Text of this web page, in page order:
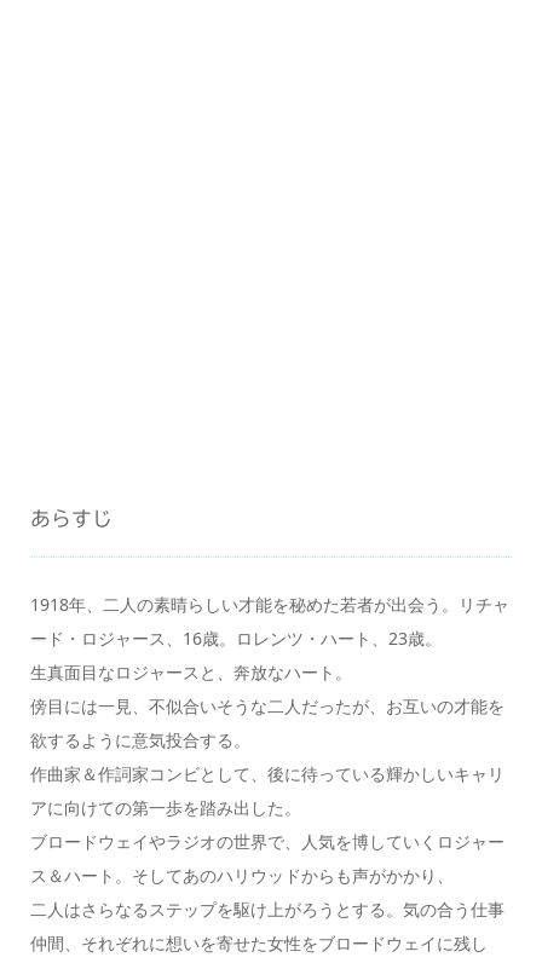
あらすじ
1918年、二人の素晴らしい才能を秘めた若者が出会う。リチャ
ード・ロジャース、16歳。ロレンツ・ハート、23歳。
生真面目なロジャースと、奔放なハート。
傍目には一見、不似合いそうな二人だったが、お互いの才能を
欲するように意気投合する。
作曲家＆作詞家コンビとして、後に待っている輝かしいキャリ
アに向けての第一歩を踏み出した。
ブロードウェイやラジオの世界で、人気を博していくロジャー
ス＆ハート。そしてあのハリウッドからも声がかかり、
二人はさらなるステップを駆け上がろうとする。気の合う仕事
仲間、それぞれに想いを寄せた女性をブロードウェイに残し